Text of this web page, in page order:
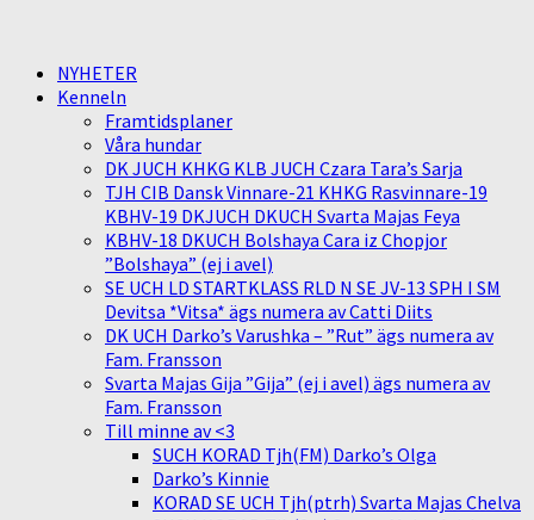
NYHETER
Kenneln
Framtidsplaner
Våra hundar
DK JUCH KHKG KLB JUCH Czara Tara’s Sarja
TJH CIB Dansk Vinnare-21 KHKG Rasvinnare-19
KBHV-19 DKJUCH DKUCH Svarta Majas Feya
KBHV-18 DKUCH Bolshaya Cara iz Chopjor
”Bolshaya” (ej i avel)
SE UCH LD STARTKLASS RLD N SE JV-13 SPH I SM
Devitsa *Vitsa* ägs numera av Catti Diits
DK UCH Darko’s Varushka – ”Rut” ägs numera av
Fam. Fransson
Svarta Majas Gija ”Gija” (ej i avel) ägs numera av
Fam. Fransson
Till minne av <3
SUCH KORAD Tjh(FM) Darko’s Olga
Darko’s Kinnie
KORAD SE UCH Tjh(ptrh) Svarta Majas Chelva